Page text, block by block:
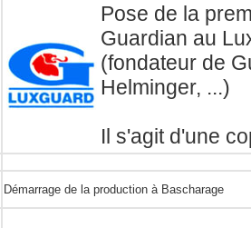
Pose de la
Guardian au
(fondateur de
Helminger, ...)
Il s'agit d'une
Démarrage de la production à Bascharage